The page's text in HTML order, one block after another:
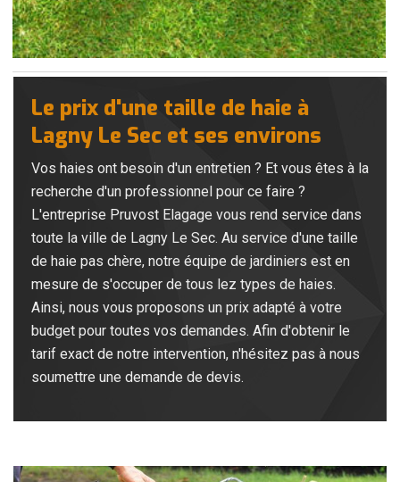
Le prix d'une taille de haie à
Lagny Le Sec et ses environs
Vos haies ont besoin d'un entretien ? Et vous êtes à la
recherche d'un professionnel pour ce faire ?
L'entreprise Pruvost Elagage vous rend service dans
toute la ville de Lagny Le Sec. Au service d'une taille
de haie pas chère, notre équipe de jardiniers est en
mesure de s'occuper de tous lez types de haies.
Ainsi, nous vous proposons un prix adapté à votre
budget pour toutes vos demandes. Afin d'obtenir le
tarif exact de notre intervention, n'hésitez pas à nous
soumettre une demande de devis.